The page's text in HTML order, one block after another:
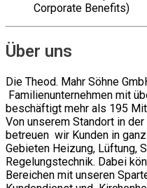
Corporate Benefits)
Über uns
Die Theod. Mahr Söhne
Familienunternehmen mit
beschäftigt mehr als 195
Von unserem Standort in
betreuen wir Kunden in
Gebieten Heizung, Lüftung,
Regelungstechnik. Dabei
Bereichen mit unseren